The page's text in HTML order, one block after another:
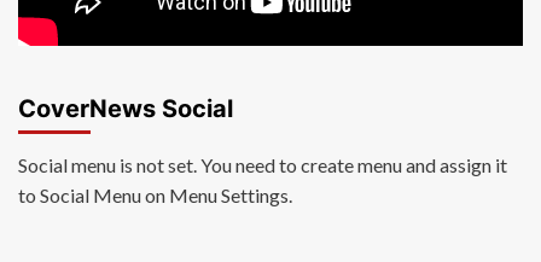
CoverNews Social
Social menu is not set. You need to create menu and assign it
to Social Menu on Menu Settings.